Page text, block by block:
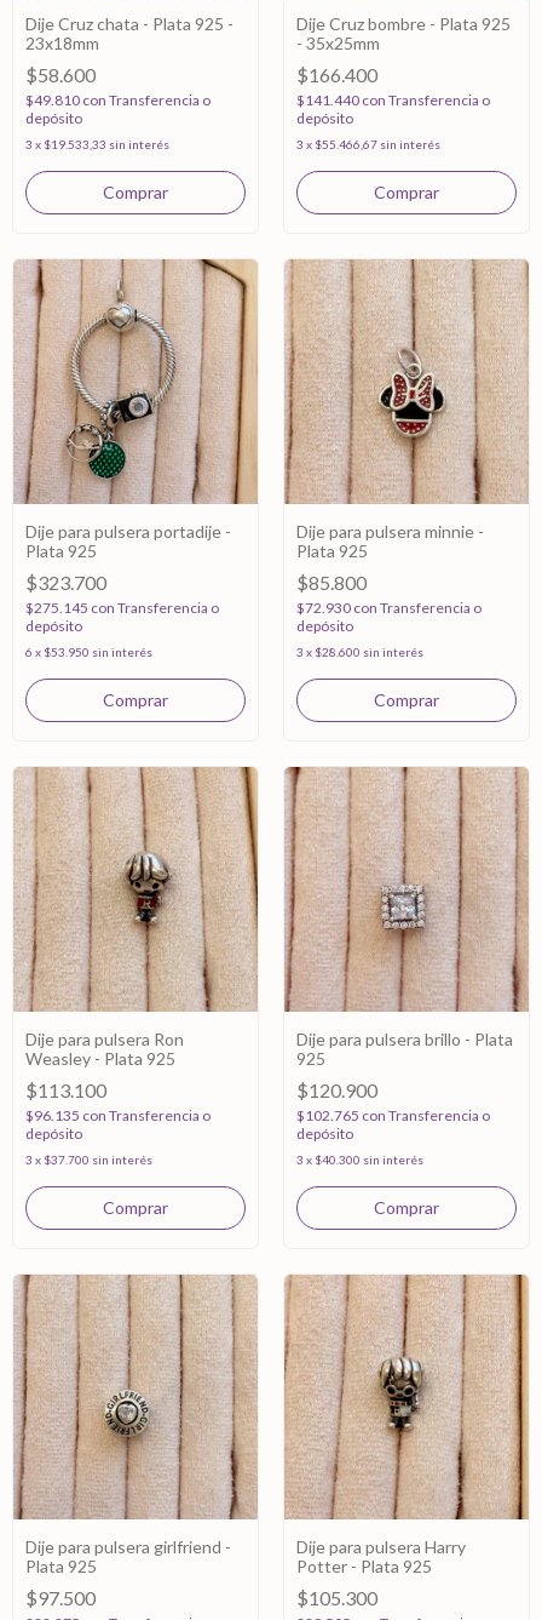
Dije Cruz chata - Plata 925 -
23x18mm
$58.600
$49.810 con Transferencia o
depósito
3 x $19.533,33 sin interés
Dije Cruz bombre - Plata 925
- 35x25mm
$166.400
$141.440 con Transferencia o
depósito
3 x $55.466,67 sin interés
Dije para pulsera portadije -
Plata 925
$323.700
$275.145 con Transferencia o
depósito
6 x $53.950 sin interés
Dije para pulsera minnie -
Plata 925
$85.800
$72.930 con Transferencia o
depósito
3 x $28.600 sin interés
Dije para pulsera Ron
Weasley - Plata 925
$113.100
$96.135 con Transferencia o
depósito
3 x $37.700 sin interés
Dije para pulsera brillo - Plata
925
$120.900
$102.765 con Transferencia o
depósito
3 x $40.300 sin interés
Dije para pulsera girlfriend -
Plata 925
$97.500
Dije para pulsera Harry
Potter - Plata 925
$105.300